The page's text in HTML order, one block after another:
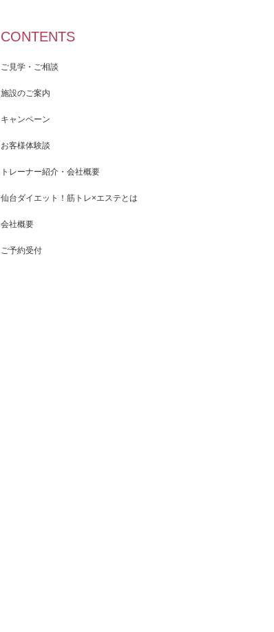
CONTENTS
ご見学・ご相談
施設のご案内
キャンペーン
お客様体験談
トレーナー紹介・会社概要
仙台ダイエット！筋トレ×エステとは
会社概要
ご予約受付